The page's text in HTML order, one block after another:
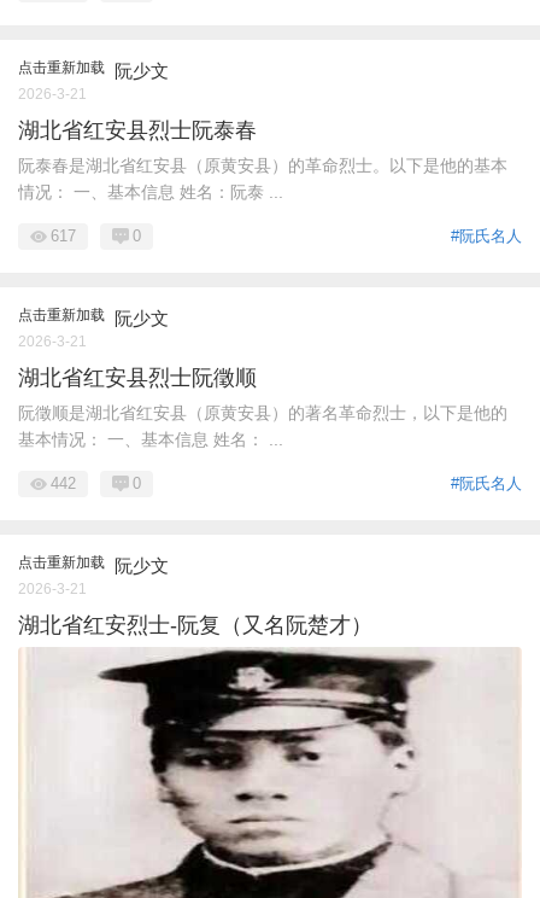
点击重新加载 阮少文
2026-3-21
湖北省红安县烈士阮泰春
阮泰春是湖北省红安县（原黄安县）的革命烈士。以下是他的基本
情况： 一、基本信息 姓名：阮泰 ...
#阮氏名人
617 0
点击重新加载 阮少文
2026-3-21
湖北省红安县烈士阮徵顺
阮徵顺是湖北省红安县（原黄安县）的著名革命烈士，以下是他的
基本情况： 一、基本信息 姓名： ...
#阮氏名人
442 0
点击重新加载 阮少文
2026-3-21
湖北省红安烈士-阮复（又名阮楚才）